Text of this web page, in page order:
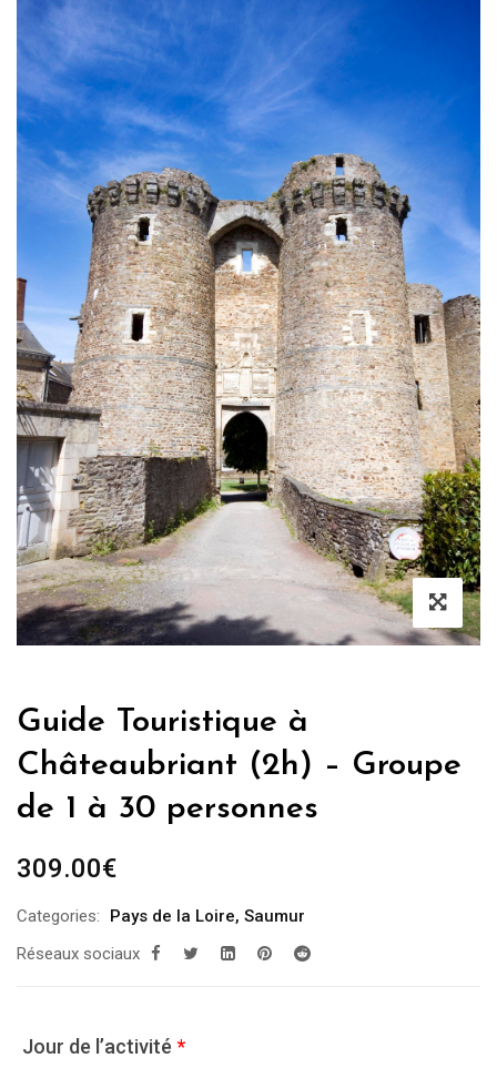
Guide Touristique à
Châteaubriant (2h) – Groupe
de 1 à 30 personnes
309.00€
Categories: Pays de la Loire, Saumur
Réseaux sociaux
Jour de l’activité *